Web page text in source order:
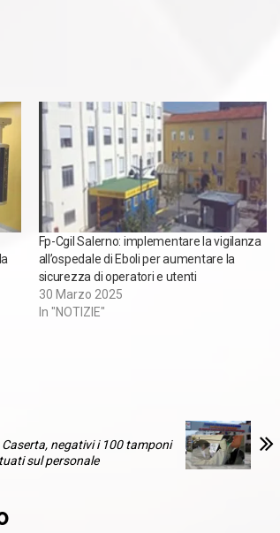
Fp-Cgil Salerno: implementare la vigilanza
all’ospedale di Eboli per aumentare la
sicurezza di operatori e utenti
30 Marzo 2025
In "NOTIZIE"
Caserta, negativi i 100 tamponi
sul personale